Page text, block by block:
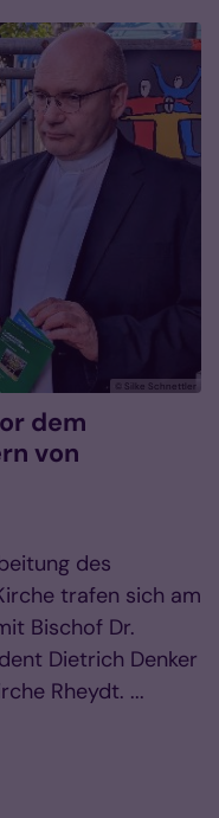
© Silke Schnettler
dem
von
des
trafen sich am
Bischof Dr.
Dietrich Denker
Rheydt. ...